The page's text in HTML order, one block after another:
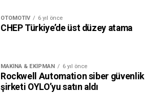
OTOMOTIV 6 yıl önce
CHEP Türkiye’de üst düzey atama
MAKINA & EKIPMAN 6 yıl önce
Rockwell Automation siber güvenlik
şirketi OYLO’yu satın aldı